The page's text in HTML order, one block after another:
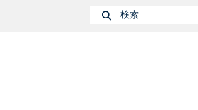
検索